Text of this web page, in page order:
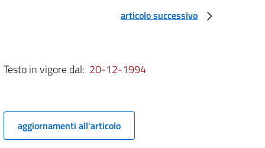
5
7
8
articolo successivo
Testo in vigore dal: 20-12-1994
aggiornamenti all'articolo